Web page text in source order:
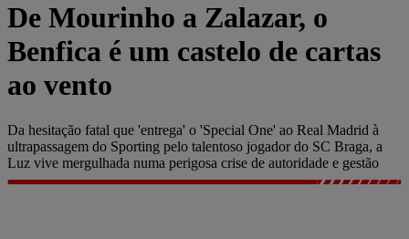
De Mourinho a Zalazar, o
Benfica é um castelo de cartas
ao vento
Da hesitação fatal que 'entrega' o 'Special One' ao Real Madrid à
ultrapassagem do Sporting pelo talentoso jogador do SC Braga, a
Luz vive mergulhada numa perigosa crise de autoridade e gestão